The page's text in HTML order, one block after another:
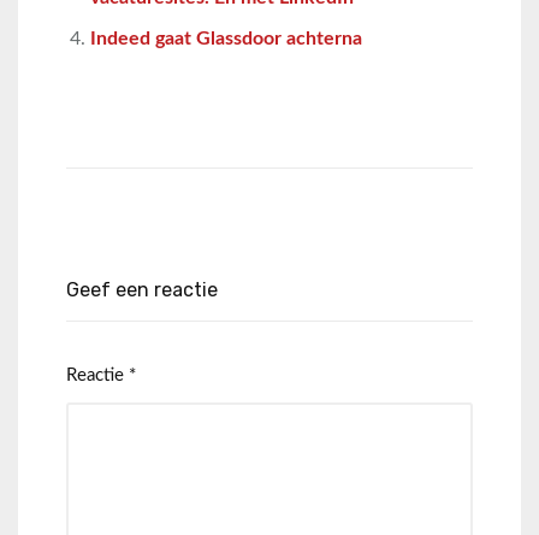
Indeed gaat Glassdoor achterna
Geef een reactie
Reactie *